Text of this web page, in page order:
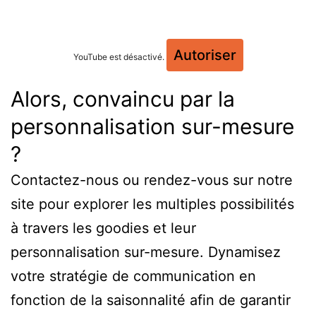
YouTube est désactivé. Autoriser
Alors, convaincu par la
personnalisation sur-mesure
?
Contactez-nous ou rendez-vous sur notre
site pour explorer les multiples possibilités
à travers les goodies et leur
personnalisation sur-mesure. Dynamisez
votre stratégie de communication en
fonction de la saisonnalité afin de garantir